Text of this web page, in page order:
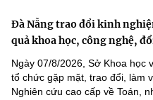
Đà Nẵng trao đổi kinh
quả khoa học, công nghệ,
Ngày 07/8/2026, Sở Khoa học
tổ chức gặp mặt, trao đổi, làm
Nghiên cứu cao cấp về Toán,